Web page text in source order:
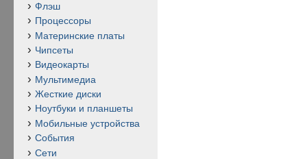
Флэш
Процессоры
Материнские платы
Чипсеты
Видеокарты
Мультимедиа
Жесткие диски
Ноутбуки и планшеты
Мобильные устройства
События
Сети